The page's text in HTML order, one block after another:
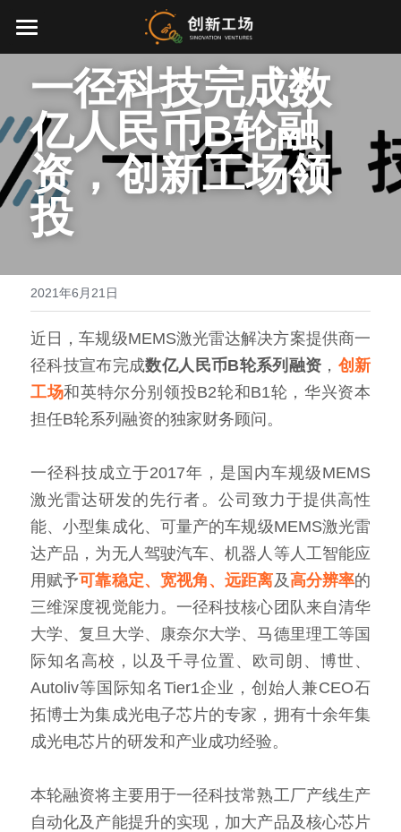
投资业务
最新动态
关于我们
团队介绍
环境、社会与治理
联系我们
加入我们
零一万物
EN
一径科技完成数
亿人民币B轮融
资，创新工场领
投
2021年6月21日
近日，车规级MEMS激光雷达解决方案提供商一
径科技宣布完成数亿人民币B轮系列融资 ， 创新
工场和英特尔分别领投B2轮和B1轮，华兴资本
担任B轮系列融资的独家财务顾问。
一径科技成立于2017年，是国内车规级MEMS
激光雷达研发的先行者。公司致力于提供高性
能、小型集成化、可量产的车规级MEMS激光雷
达产品，为无人驾驶汽车、机器人等人工智能应
用赋予可靠稳定、宽视角、远距离及高分辨率的
三维深度视觉能力。一径科技核心团队来自清华
大学、复旦大学、康奈尔大学、马德里理工等国
际知名高校，以及千寻位置、欧司朗、博世、
Autoliv等国际知名Tier1企业，创始人兼CEO石
拓博士为集成光电子芯片的专家，拥有十余年集
成光电芯片的研发和产业成功经验。
本轮融资将主要用于一径科技常熟工厂产线生产
自动化及产能提升的实现，加大产品及核心芯片